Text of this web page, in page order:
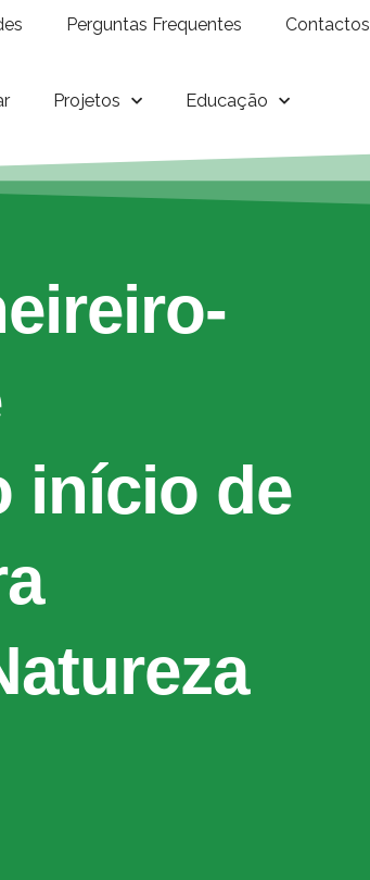
Perguntas Frequentes Contactos
Projetos Educação
início de